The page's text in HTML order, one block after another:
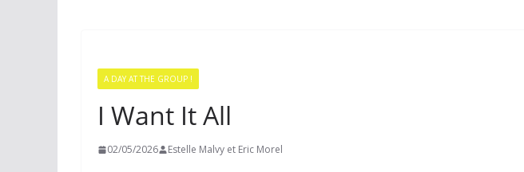
A DAY AT THE GROUP !
I Want It All
02/05/2026 Estelle Malvy et Eric Morel